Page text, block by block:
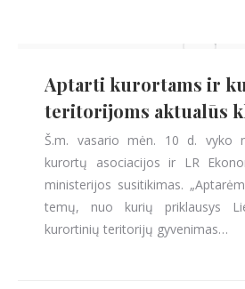
Aptarti kurortams ir
teritorijoms aktualūs
Š.m. vasario mėn. 10 d. vyko
kurortų asociacijos ir LR
ministerijos susitikimas.
temų, nuo kurių priklausys
kurortinių teritorijų gyvenimas…